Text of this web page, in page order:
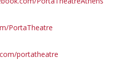
PortaTheatre
portatheatre